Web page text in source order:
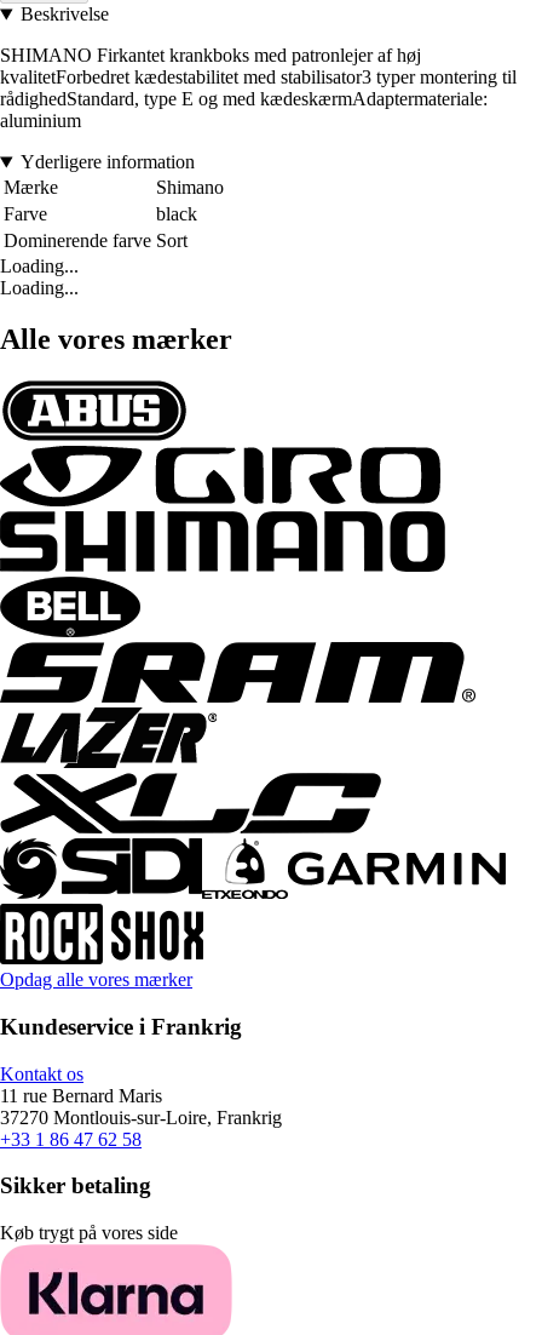
Beskrivelse
SHIMANO Firkantet krankboks med patronlejer af høj
kvalitetForbedret kædestabilitet med stabilisator3 typer montering til
rådighedStandard, type E og med kædeskærmAdaptermateriale:
aluminium
Yderligere information
Mærke
Shimano
Farve
black
Dominerende farve Sort
Loading...
Loading...
Alle vores mærker
Opdag alle vores mærker
Kundeservice i Frankrig
Kontakt os
11 rue Bernard Maris
37270 Montlouis-sur-Loire, Frankrig
+33 1 86 47 62 58
Sikker betaling
Køb trygt på vores side